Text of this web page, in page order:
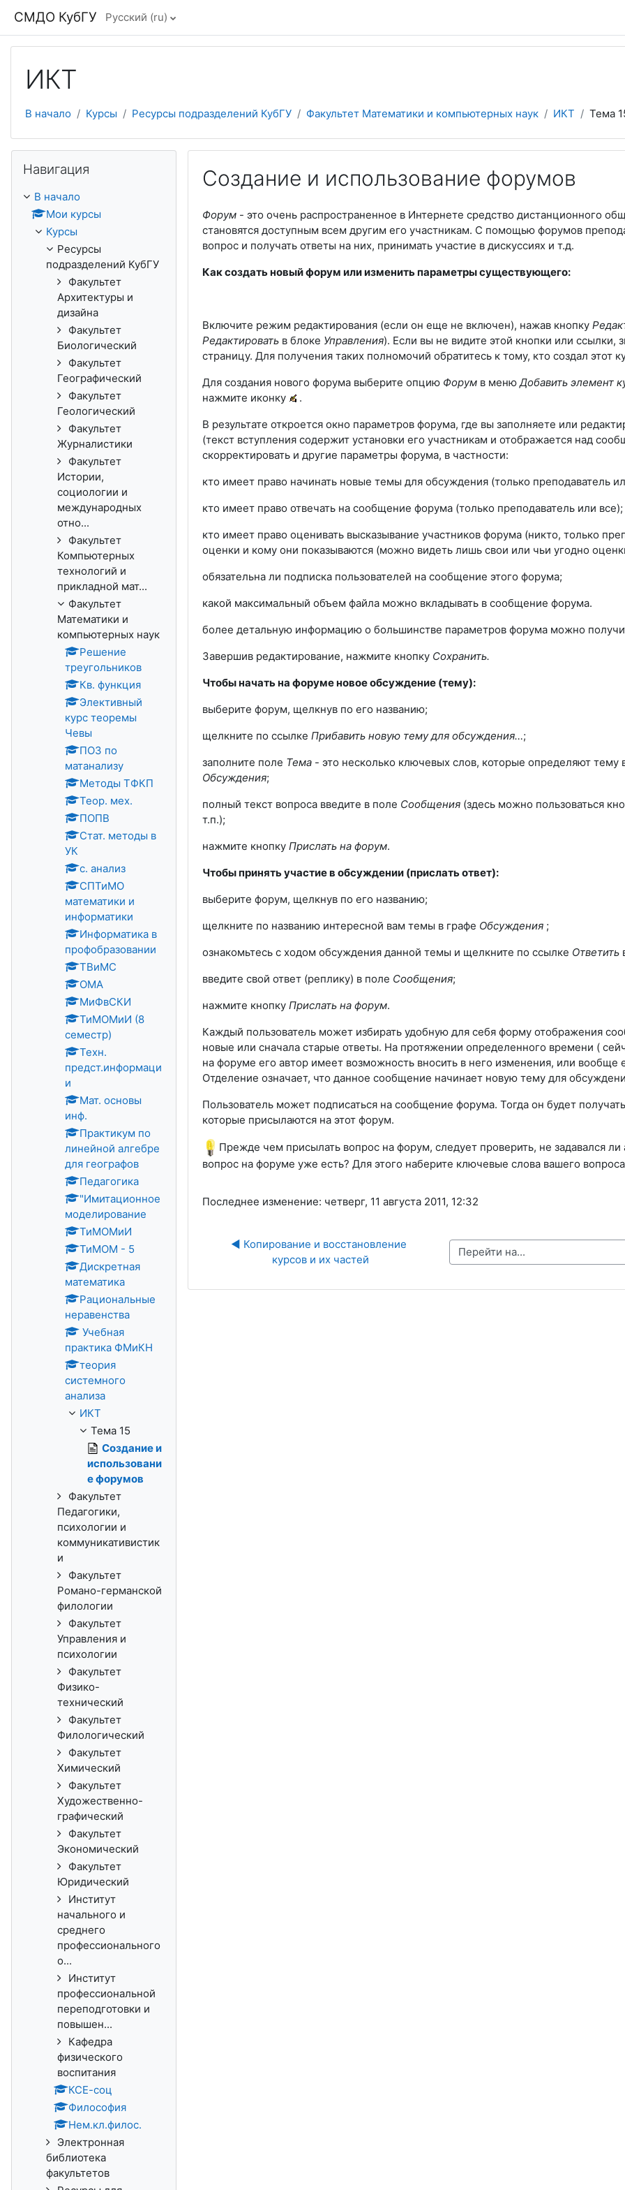
СМДО КубГУ Русский ‎(ru)‎
ИКТ
В начало Курсы Ресурсы подразделений КубГУ Факультет Математики и компьютерных наук ИКТ Тема
Создание и использование форумов
Форум - это очень распространенное в Интернете средство дистанционного
становятся доступным всем другим его участникам. С помощью форумов
вопрос и получать ответы на них, принимать участие в дискуссиях и т.д.
Как создать новый форум или изменить параметры существующего:
Включите режим редактирования (если он еще не включен), нажав кнопку
Редактировать в блоке Управления). Если вы не видите этой кнопки или ссылки,
страницу. Для получения таких полномочий обратитесь к тому, кто создал этот
Для создания нового форума выберите опцию Форум в менюДобавить элемент
нажмите иконку
.
В результате откроется окно параметров форума, где вы заполняете или
(текст вступления содержит установки его участникам и отображается над
скорректировать и другие параметры форума, в частности:
кто имеет право начинать новые темы для обсуждения (только преподаватель
кто имеет право отвечать на сообщение форума (только преподаватель или все);
кто имеет право оценивать высказывание участников форума (никто, только
оценки и кому они показываются (можно видеть лишь свои или чьи угодно
обязательна ли подписка пользователей на сообщение этого форума;
какой максимальный объем файла можно вкладывать в сообщение форума.
более детальную информацию о большинстве параметров форума можно
Завершив редактирование, нажмите кнопку Сохранить.
Чтобы начать на форуме новое обсуждение (тему):
выберите форум, щелкнув по его названию;
щелкните по ссылке Прибавить новую тему для обсуждения…;
заполните поле Тема - это несколько ключевых слов, которые определяют тему
Обсуждения;
полный текст вопроса введите в поле Сообщения (здесь можно пользоваться
т.п.);
нажмите кнопку Прислать на форум.
Чтобы принять участие в обсуждении (прислать ответ):
выберите форум, щелкнув по его названию;
щелкните по названию интересной вам темы в графе Обсуждения ;
ознакомьтесь с ходом обсуждения данной темы и щелкните по ссылке Ответить
введите свой ответ (реплику) в поле Сообщения;
нажмите кнопку Прислать на форум.
Каждый пользователь может избирать удобную для себя форму отображения
новые или сначала старые ответы. На протяжении определенного времени (
на форуме его автор имеет возможность вносить в него изменения, или вообще
Отделение означает, что данное сообщение начинает новую тему для
Пользователь может подписаться на сообщение форума. Тогда он будет
которые присылаются на этот форум.
Прежде чем присылать вопрос на форум, следует проверить, не задавался
вопрос на форуме уже есть? Для этого наберите ключевые слова вашего
Последнее изменение: четверг, 11 августа 2011, 12:32
◀︎ Копирование и восстановление
курсов и их частей
Перейти на...
Навигация
В начало
Мои курсы
Курсы
Ресурсы
подразделений КубГУ
Факультет
Архитектуры и
дизайна
Факультет
Биологический
Факультет
Географический
Факультет
Геологический
Факультет
Журналистики
Факультет
Истории,
социологии и
международных
отно...
Факультет
Компьютерных
технологий и
прикладной мат...
Факультет
Математики и
компьютерных наук
Решение
треугольников
Кв. функция
Элективный
курс теоремы
Чевы
ПОЗ по
матанализу
Методы ТФКП
Теор. мех.
ПОПВ
Стат. методы в
УК
с. анализ
СПТиМО
математики и
информатики
Информатика в
профобразовании
ТВиМС
ОМА
МиФвСКИ
ТиМОМиИ (8
семестр)
Техн.
предст.информаци
и
Мат. основы
инф.
Практикум по
линейной алгебре
для географов
Педагогика
"Имитационное
моделирование
ТиМОМиИ
ТиМОМ - 5
Дискретная
математика
Рациональные
неравенства
Учебная
практика ФМиКН
теория
системного
анализа
ИКТ
Тема 15
Создание и
использовани
е форумов
Факультет
Педагогики,
психологии и
коммуникативистик
и
Факультет
Романо-германской
филологии
Факультет
Управления и
психологии
Факультет
Физико-
технический
Факультет
Филологический
Факультет
Химический
Факультет
Художественно-
графический
Факультет
Экономический
Факультет
Юридический
Институт
начального и
среднего
профессионального
о...
Институт
профессиональной
переподготовки и
повышен...
Кафедра
физического
воспитания
КСЕ-соц
Философия
Нем.кл.филос.
Электронная
библиотека
факультетов